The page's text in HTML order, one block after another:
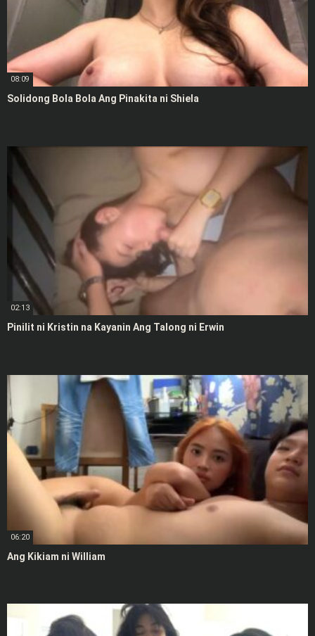
08:09
Solidong Bola Bola Ang Pinakita ni Shiela
02:13
Pinilit ni Kristin na Kayanin Ang Talong ni Erwin
06:20
Ang Kikiam ni William